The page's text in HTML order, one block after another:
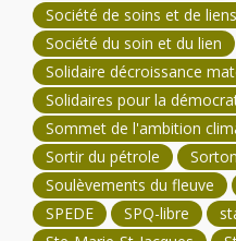
Société de soins et de liens
Société du soin et du lien
Solidaire décroissance
Solidaires pour la
Sommet de l'ambition
Sortir du pétrole
Soulèvements du fleuve
SPEDE
SPQ-libre